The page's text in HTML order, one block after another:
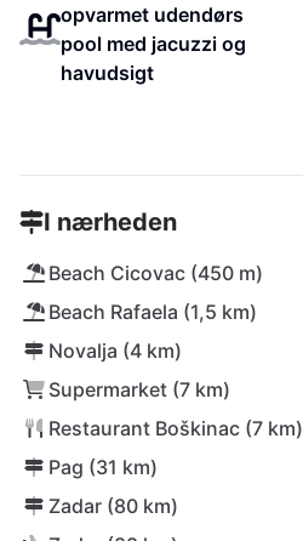
opvarmet udendørs
pool med jacuzzi og
havudsigt
I nærheden
Beach Cicovac (450 m)
Beach Rafaela (1,5 km)
Novalja (4 km)
Supermarket (7 km)
Restaurant Boškinac (7 km)
Pag (31 km)
Zadar (80 km)